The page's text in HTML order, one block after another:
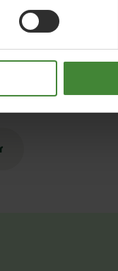
barn – inte